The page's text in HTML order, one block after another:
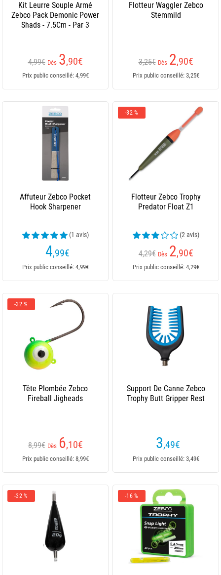
Kit Leurre Souple Armé
Zebco Pack Demonic Power
Shads - 7.5Cm - Par 3
4,99€ Dès 3,90€
Prix public conseillé: 4,99€
Flotteur Waggler Zebco
Stemmild
3,25€ Dès 2,90€
Prix public conseillé: 3,25€
Affuteur Zebco Pocket
Hook Sharpener
(1 avis)
4,99€
Prix public conseillé: 4,99€
-32 %
Flotteur Zebco Trophy
Predator Float Z1
(2 avis)
4,29€ Dès 2,90€
Prix public conseillé: 4,29€
-32 %
Tête Plombée Zebco
Fireball Jigheads
8,99€ Dès 6,10€
Prix public conseillé: 8,99€
Support De Canne Zebco
Trophy Butt Gripper Rest
3,49€
Prix public conseillé: 3,49€
-32 % -16 %